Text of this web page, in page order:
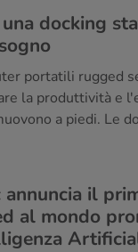
una docking
portatili rugged
la produttività e
a piedi. Le
annuncia il
al mondo